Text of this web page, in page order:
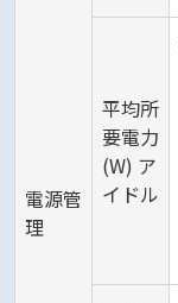
電源管
理
平均所
要電力
(W) ア
イドル